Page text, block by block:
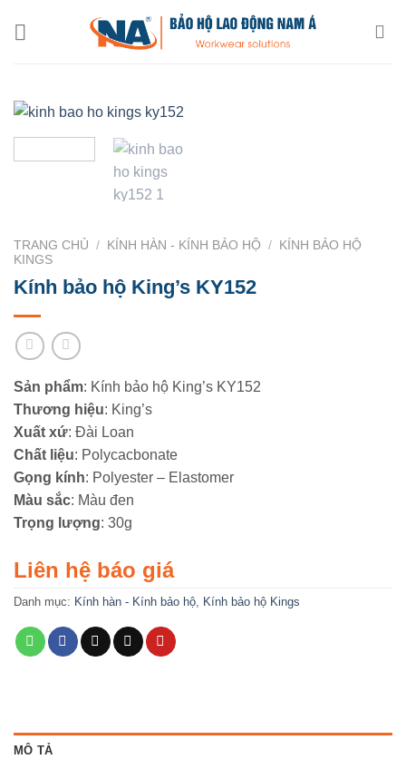
TRANG CHỦ / KÍNH HÀN - KÍNH BẢO HỘ /
KÍNH BẢO HỘ
KINGS
Kính bảo hộ King’s KY152
Sản phẩm: Kính bảo hộ King’s KY152
Thương hiệu: King’s
Xuất xứ: Đài Loan
Chất liệu: Polycacbonate
Gọng kính: Polyester – Elastomer
Màu sắc: Màu đen
Trọng lượng: 30g
Liên hệ báo giá
Danh mục: Kính hàn - Kính bảo hộ Kính bảo hộ Kings
MÔ TẢ